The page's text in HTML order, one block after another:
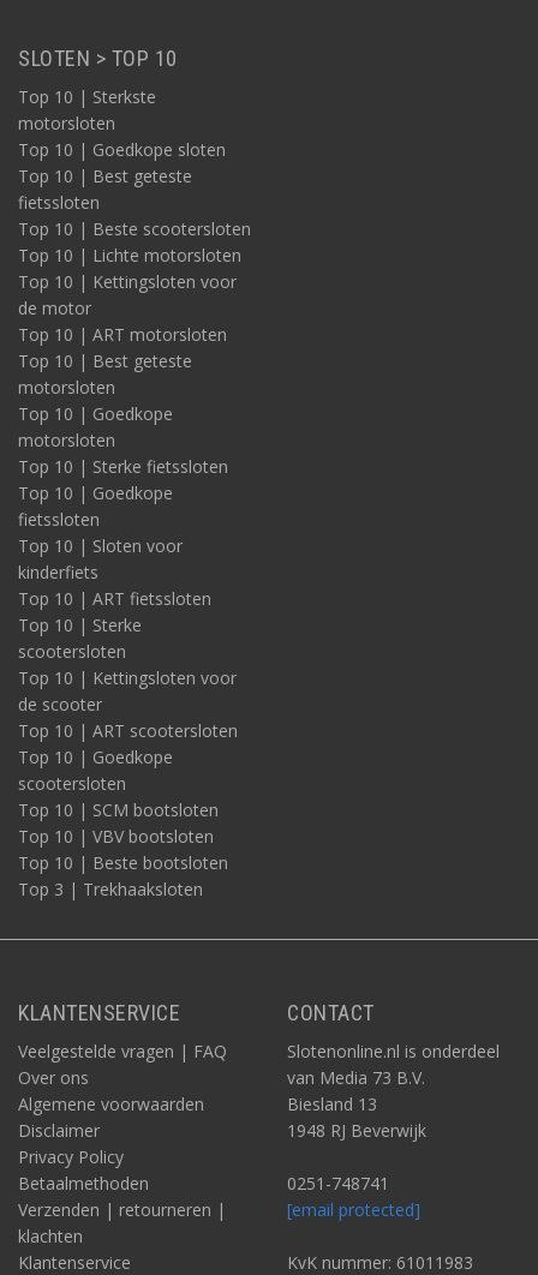
SLOTEN > TOP 10
Top 10 | Sterkste
motorsloten
Top 10 | Goedkope sloten
Top 10 | Best geteste
fietssloten
Top 10 | Beste scootersloten
Top 10 | Lichte motorsloten
Top 10 | Kettingsloten voor
de motor
Top 10 | ART motorsloten
Top 10 | Best geteste
motorsloten
Top 10 | Goedkope
motorsloten
Top 10 | Sterke fietssloten
Top 10 | Goedkope
fietssloten
Top 10 | Sloten voor
kinderfiets
Top 10 | ART fietssloten
Top 10 | Sterke
scootersloten
Top 10 | Kettingsloten voor
de scooter
Top 10 | ART scootersloten
Top 10 | Goedkope
scootersloten
Top 10 | SCM bootsloten
Top 10 | VBV bootsloten
Top 10 | Beste bootsloten
Top 3 | Trekhaaksloten
KLANTENSERVICE
Veelgestelde vragen | FAQ
Over ons
Algemene voorwaarden
Disclaimer
Privacy Policy
Betaalmethoden
Verzenden | retourneren |
klachten
Klantenservice
CONTACT
Slotenonline.nl is onderdeel
van Media 73 B.V.
Biesland 13
1948 RJ Beverwijk
0251-748741
[email protected]
KvK nummer: 61011983